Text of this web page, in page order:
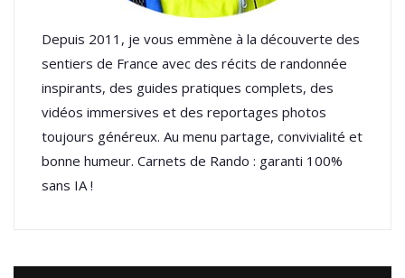
Depuis 2011, je vous emmène à la découverte des
sentiers de France avec des récits de randonnée
inspirants, des guides pratiques complets, des
vidéos immersives et des reportages photos
toujours généreux. Au menu partage, convivialité et
bonne humeur. Carnets de Rando : garanti 100%
sans IA !